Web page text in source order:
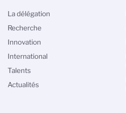
La délégation
Recherche
Innovation
International
Talents
Actualités